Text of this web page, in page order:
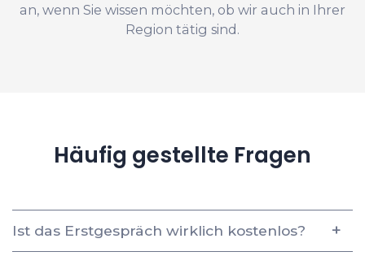
an, wenn Sie wissen möchten, ob wir auch in Ihrer
Region tätig sind.
Häufig gestellte Fragen
Ist das Erstgespräch wirklich kostenlos?